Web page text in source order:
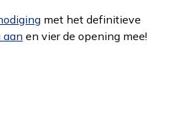
met het definitieve
aan en vier de opening mee!